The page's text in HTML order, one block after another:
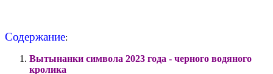
Содержание:
Вытынанки символа 2023 года - черного водяного
кролика